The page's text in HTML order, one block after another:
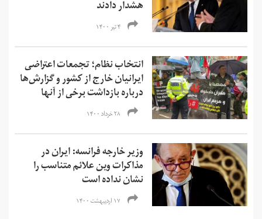
هشدار دادند
۴ تیر ۱۴۰۰
انتخاب نظام؛ تجمعات اعتراضی
ایرانیان خارج از کشور و گزارش‌ها
درباره بازداشت برخی از آنها
۲۸ خرداد ۱۴۰۰
وزیر خارجه فرانسه: ایران در
مذاکرات وین علائم متناسب را
نشان نداده است
۱۷ اردیبهشت ۱۴۰۰